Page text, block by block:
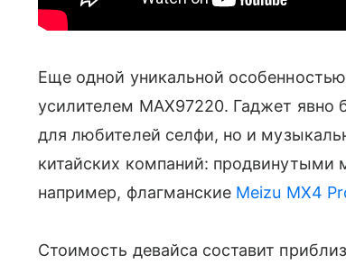
Еще одной уникальной
усилителем MAX97220. Гаджет явно
для любителей селфи, но и
китайских компаний:
например, флагманские Meizu MX4
Стоимость девайса составит